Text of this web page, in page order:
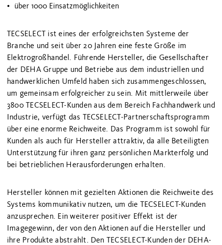
über 1000 Einsatzmöglichkeiten
TECSELECT ist eines der erfolgreichsten Systeme der
Branche und seit über 20 Jahren eine feste Größe im
Elektrogroßhandel. Führende Hersteller, die Gesellschafter
der DEHA Gruppe und Betriebe aus dem industriellen und
handwerklichen Umfeld haben sich zusammengeschlossen,
um gemeinsam erfolgreicher zu sein. Mit mittlerweile über
3800 TECSELECT-Kunden aus dem Bereich Fachhandwerk und
Industrie, verfügt das TECSELECT-Partnerschaftsprogramm
über eine enorme Reichweite. Das Programm ist sowohl für
Kunden als auch für Hersteller attraktiv, da alle Beteiligten
Unterstützung für ihren ganz persönlichen Markterfolg und
bei betrieblichen Herausforderungen erhalten.
Hersteller können mit gezielten Aktionen die Reichweite des
Systems kommunikativ nutzen, um die TECSELECT-Kunden
anzusprechen. Ein weiterer positiver Effekt ist der
Imagegewinn, der von den Aktionen auf die Hersteller und
ihre Produkte abstrahlt. Den TECSELECT-Kunden der DEHA-